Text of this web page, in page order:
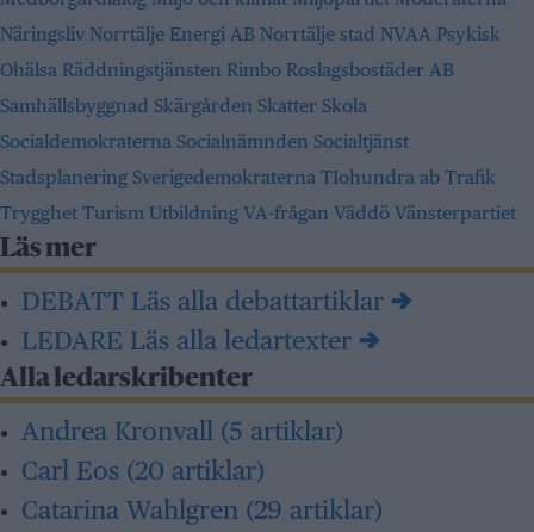
Näringsliv Norrtälje Energi AB Norrtälje stad NVAA Psykisk
Ohälsa Räddningstjänsten Rimbo Roslagsbostäder AB
Samhällsbyggnad Skärgården Skatter Skola
Socialdemokraterna Socialnämnden Socialtjänst
Stadsplanering Sverigedemokraterna TIohundra ab Trafik
Trygghet Turism Utbildning VA-frågan Väddö Vänsterpartiet
Läs mer
DEBATT Läs alla debattartiklar →
LEDARE Läs alla ledartexter →
Alla ledarskribenter
Andrea Kronvall (5 artiklar)
Carl Eos (20 artiklar)
Catarina Wahlgren (29 artiklar)